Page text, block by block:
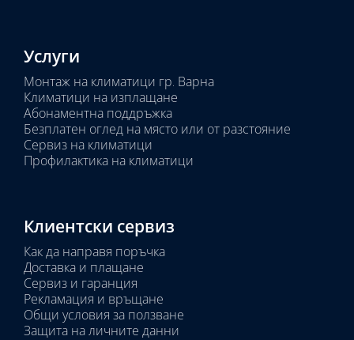
Услуги
Монтаж на климатици гр. Варна
Климатици на изплащане
Абонаментна поддръжка
Безплатен оглед на място или от разстояние
Сервиз на климатици
Профилактика на климатици
Клиентски сервиз
Как да направя поръчка
Доставка и плащане
Сервиз и гаранция
Рекламация и връщане
Общи условия за ползване
Защита на личните данни